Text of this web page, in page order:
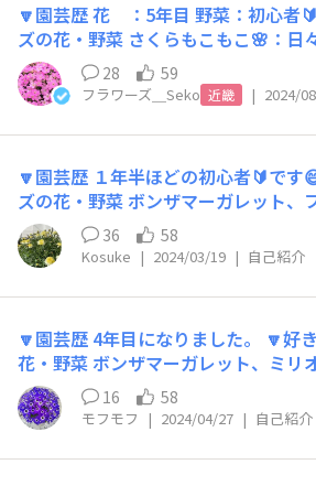
🔽園芸歴 花 ：5年目 野菜：初心者🔰 🔽好きなフラワー
ズの花・野菜 さくらもこもこ🌸：日
姿、透明感あるピンク色&満開の可愛
ザウルスゴーヤ🦕：トゲトゲしてい
していても楽しい！ 🔽好きなこと、趣味（スポーツなど
園芸以外でもOK） スイーツ大好き
土地のごはんを味わうのがしあわせです🍀 🔽み
言 こんにちは、サントリーフラワー
ュニティサイトへのご参加ありがとう
さまと一緒に楽しく交流しながら、
28 59
フラワーズ＿Seko 近畿 | 2024/
🔽園芸歴 １年半ほどの初心者🔰です😅 🔽好きなフラワ
ズの花・野菜 ボンザマーガレット、
ィニアシリーズがお気に入りです😎 🔽好きなこと、趣味
（スポーツなど園芸以外でもOK）
れ🌱 娘とのガーデニングです🧑‍🌾 🔽みんなに一言 この
たび、第3期サンフラアンバサダー
は ks_garden_34 です！ぜひフォ
します😉
36 58
Kosuke | 2024/03/19 | 自己紹介
🔽園芸歴 4年目になりました。 🔽好
花・野菜 ボンザマーガレット、ミリ
と、趣味（スポーツなど園芸以外でも
と、推し活🤭やカフェ巡り☕です。
なく始めた園芸が、まさかこんなに
もいませんでした。ご近所には花好
16 58
モフモフ | 2024/04/27 | 自己紹介